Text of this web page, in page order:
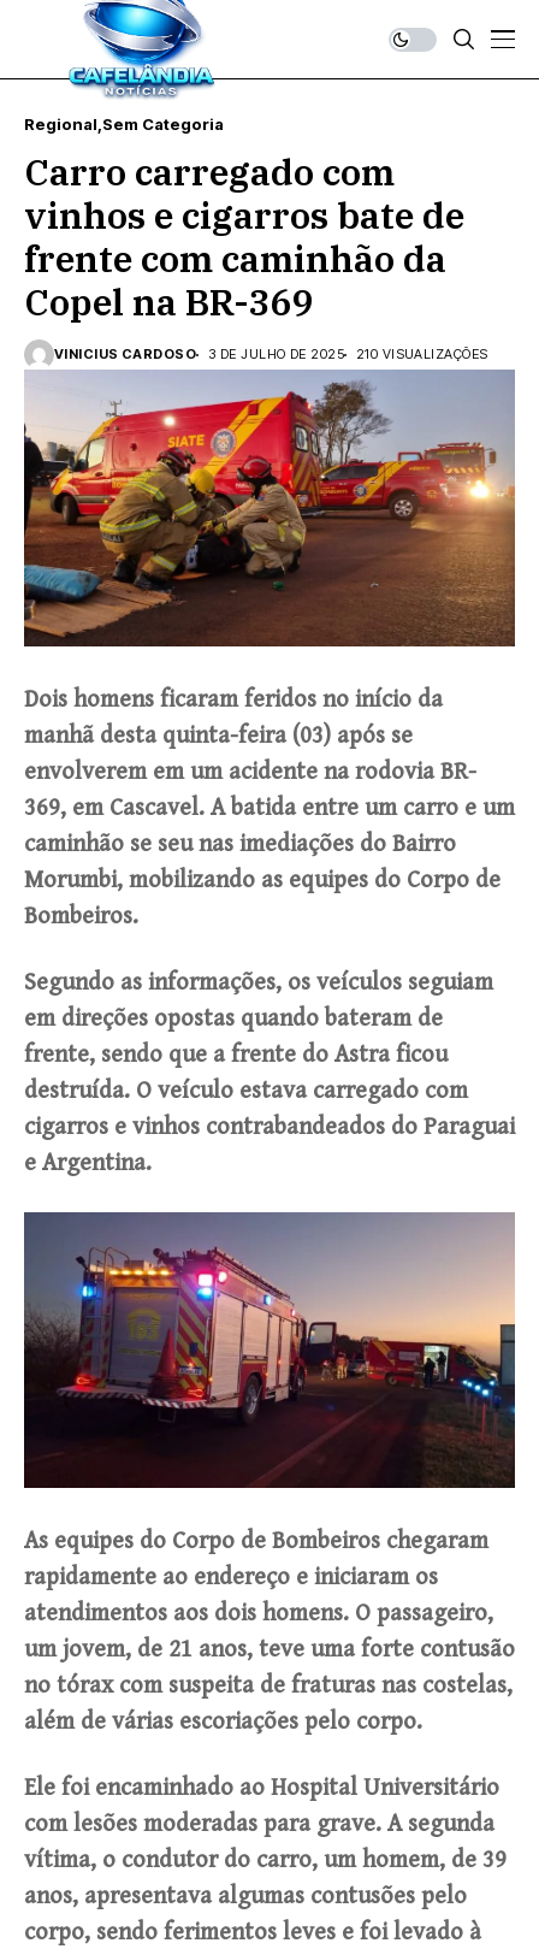
Regional Sem Categoria
Carro carregado com
vinhos e cigarros bate de
frente com caminhão da
Copel na BR-369
VINICIUS CARDOSO 3 DE JULHO DE 2025 210 VISUALIZAÇÕES
Dois homens ficaram feridos no início da
manhã desta quinta-feira (03) após se
envolverem em um acidente na rodovia BR-
369, em Cascavel. A batida entre um carro e um
caminhão se seu nas imediações do Bairro
Morumbi, mobilizando as equipes do Corpo de
Bombeiros.
Segundo as informações, os veículos seguiam
em direções opostas quando bateram de
frente, sendo que a frente do Astra ficou
destruída. O veículo estava carregado com
cigarros e vinhos contrabandeados do Paraguai
e Argentina.
As equipes do Corpo de Bombeiros chegaram
rapidamente ao endereço e iniciaram os
atendimentos aos dois homens. O passageiro,
um jovem, de 21 anos, teve uma forte contusão
no tórax com suspeita de fraturas nas costelas,
além de várias escoriações pelo corpo.
Ele foi encaminhado ao Hospital Universitário
com lesões moderadas para grave. A segunda
vítima, o condutor do carro, um homem, de 39
anos, apresentava algumas contusões pelo
corpo, sendo ferimentos leves e foi levado à